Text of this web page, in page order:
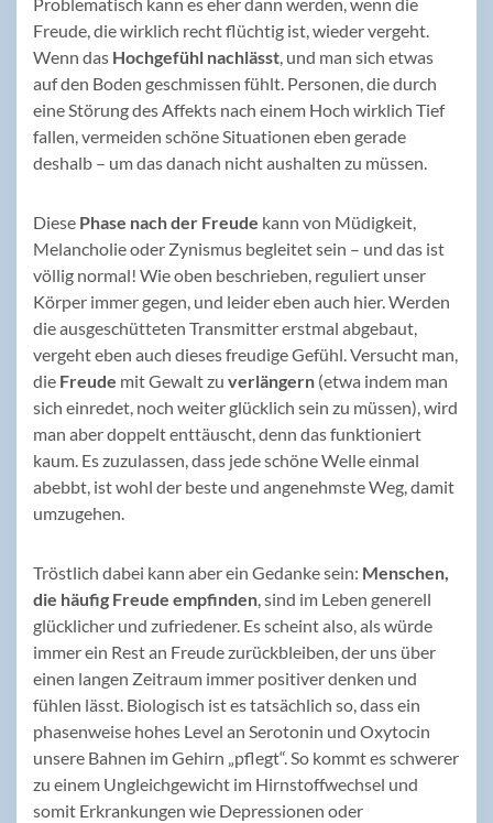
Problematisch kann es eher dann werden, wenn die
Freude, die wirklich recht flüchtig ist, wieder vergeht.
Wenn das Hochgefühl nachlässt, und man sich etwas
auf den Boden geschmissen fühlt. Personen, die durch
eine Störung des Affekts nach einem Hoch wirklich Tief
fallen, vermeiden schöne Situationen eben gerade
deshalb – um das danach nicht aushalten zu müssen.
Diese Phase nach der Freude kann von Müdigkeit,
Melancholie oder Zynismus begleitet sein – und das ist
völlig normal! Wie oben beschrieben, reguliert unser
Körper immer gegen, und leider eben auch hier. Werden
die ausgeschütteten Transmitter erstmal abgebaut,
vergeht eben auch dieses freudige Gefühl. Versucht man,
die Freude mit Gewalt zu verlängern (etwa indem man
sich einredet, noch weiter glücklich sein zu müssen), wird
man aber doppelt enttäuscht, denn das funktioniert
kaum. Es zuzulassen, dass jede schöne Welle einmal
abebbt, ist wohl der beste und angenehmste Weg, damit
umzugehen.
Tröstlich dabei kann aber ein Gedanke sein: Menschen,
die häufig Freude empfinden, sind im Leben generell
glücklicher und zufriedener. Es scheint also, als würde
immer ein Rest an Freude zurückbleiben, der uns über
einen langen Zeitraum immer positiver denken und
fühlen lässt. Biologisch ist es tatsächlich so, dass ein
phasenweise hohes Level an Serotonin und Oxytocin
unsere Bahnen im Gehirn „pflegt“. So kommt es schwerer
zu einem Ungleichgewicht im Hirnstoffwechsel und
somit Erkrankungen wie Depressionen oder